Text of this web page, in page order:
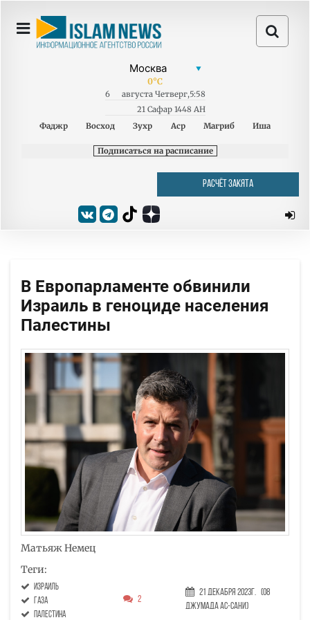
0°C
6 августа Четверг,5:58
21 Сафар 1448 AH
Фаджр
Восход Зухр Аср Магриб Иша
Подписаться на расписание
РАСЧЁТ ЗАКЯТА
В Европарламенте обвинили
Израиль в геноциде населения
Палестины
Матьяж Немец
Теги:
Израиль
Газа
Палестина
2
21 Декабря 2023г. (08
Джумада ас-сани)